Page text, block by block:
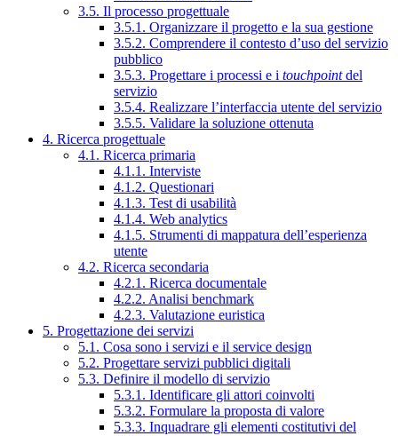
3.5. Il processo progettuale
3.5.1. Organizzare il progetto e la sua gestione
3.5.2. Comprendere il contesto d’uso del servizio
pubblico
3.5.3. Progettare i processi e i touchpointdel
servizio
3.5.4. Realizzare l’interfaccia utente del servizio
3.5.5. Validare la soluzione ottenuta
4. Ricerca progettuale
4.1. Ricerca primaria
4.1.1. Interviste
4.1.2. Questionari
4.1.3. Test di usabilità
4.1.4. Web analytics
4.1.5. Strumenti di mappatura dell’esperienza
utente
4.2. Ricerca secondaria
4.2.1. Ricerca documentale
4.2.2. Analisi benchmark
4.2.3. Valutazione euristica
5. Progettazione dei servizi
5.1. Cosa sono i servizi e il service design
5.2. Progettare servizi pubblici digitali
5.3. Definire il modello di servizio
5.3.1. Identificare gli attori coinvolti
5.3.2. Formulare la proposta di valore
5.3.3. Inquadrare gli elementi costitutivi del